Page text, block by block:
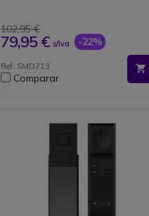
102,95 €
79,95 € s/Iva -22%
Ref: SMD713
Comparar